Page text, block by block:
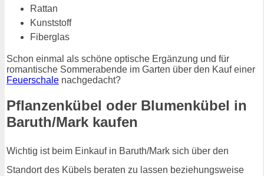
Rattan
Kunststoff
Fiberglas
Schon einmal als schöne optische Ergänzung und für
romantische Sommerabende im Garten über den Kauf einer
Feuerschale nachgedacht?
Pflanzenkübel oder Blumenkübel in
Baruth/Mark kaufen
Wichtig ist beim Einkauf in Baruth/Mark sich über den
Standort des Kübels beraten zu lassen beziehungsweise